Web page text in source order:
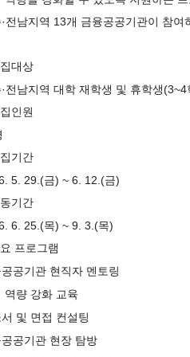
전남지역 13개 금융공공기관이 참
대상
전남지역 대학 재학생 및 휴학생(3~4
인원
기간
5. 29.(금) ~ 6. 12.(금)
기간
6. 25.(목) ~ 9. 3.(목)
프로그램
공기관 현직자 멘토링
역량 강화 교육
및 면접 컨설팅
공기관 현장 탐방